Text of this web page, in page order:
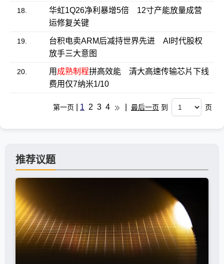
18.
华虹1Q26净利暴增5倍 12寸产能放量成营
运修复关键
19.
台积电卖ARM后减持世界先进 AI时代股权
放手三大意图
20. 用 成熟制程拼高效能 清大高速传输芯片下线
费用仅7纳米1/10
第一页 1 2 3 4 最后一页 到 页
推荐议题